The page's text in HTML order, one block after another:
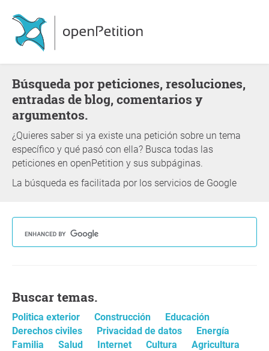
Búsqueda por peticiones, resoluciones,
entradas de blog, comentarios y
argumentos.
¿Quieres saber si ya existe una petición sobre un tema
específico y qué pasó con ella? Busca todas las
peticiones en openPetition y sus subpáginas.
La búsqueda es facilitada por los servicios de Google
Buscar temas.
Politica exterior Construcción
Educación
Derechos civiles
Privacidad de datos
Energía
Familia
Salud Internet Cultura
Agricultura